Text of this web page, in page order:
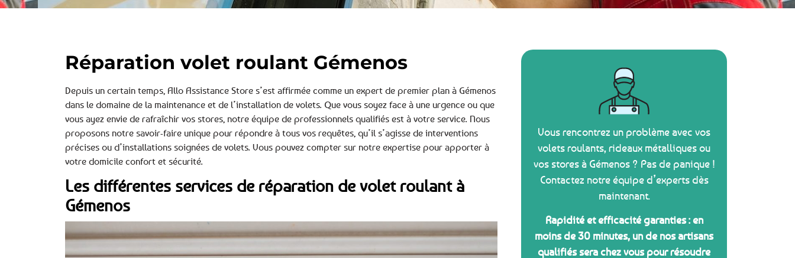
Réparation volet roulant Gémenos
Depuis un certain temps, Allo Assistance Store s’est affirmée comme un expert de premier plan à Gémenos
dans le domaine de la maintenance et de l’installation de volets. Que vous soyez face à une urgence ou que
vous ayez envie de rafraîchir vos stores, notre équipe de professionnels qualifiés est à votre service. Nous
proposons notre savoir-faire unique pour répondre à tous vos requêtes, qu’il s’agisse de interventions
précises ou d’installations soignées de volets. Vous pouvez compter sur notre expertise pour apporter à
votre domicile confort et sécurité.
Les différentes services de réparation de volet roulant à
Gémenos
Vous rencontrez un problème avec vos
volets roulants, rideaux métalliques ou
vos stores à Gémenos ? Pas de panique !
Contactez notre équipe d’experts dès
maintenant.
Rapidité et efficacité garanties : en
moins de 30 minutes, un de nos artisans
qualifiés sera chez vous pour résoudre